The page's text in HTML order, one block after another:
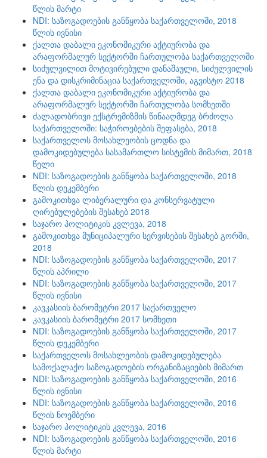
წლის მარტი
NDI: საზოგადოების განწყობა საქართველოში, 2018
წლის ივნისი
ქალთა დაბალი ეკონომიკური აქტიურობა და
არაფორმალურ სექტორში ჩართულობა საქართველოში
სიძულვილით მოტივირებული დანაშაული, სიძულვილის
ენა და დისკრიმინაცია საქართველოში, აგვისტო 2018
ქალთა დაბალი ეკონომიკური აქტიურობა და
არაფორმალურ სექტორში ჩართულობა სომხეთში
ძალადობრივი ექსტრემიზმის წინააღმდეგ ბრძოლა
საქართველოში: საჭიროებების შეფასება, 2018
საქართველოს მოსახლეობის ცოდნა და
დამოკიდებულება სასამართლო სისტემის მიმართ, 2018
წელი
NDI: საზოგადოების განწყობა საქართველოში, 2018
წლის დეკემბერი
გამოკითხვა ლიბერალური და კონსერვატული
ღირებულებების შესახებ 2018
საჯარო პოლიტიკის კვლევა, 2018
გამოკითხვა მუნიციპალური სერვისების შესახებ გორში,
2018
NDI: საზოგადოების განწყობა საქართველოში, 2017
წლის აპრილი
NDI: საზოგადოების განწყობა საქართველოში, 2017
წლის ივნისი
კავკასიის ბარომეტრი 2017 საქართველო
კავკასიის ბარომეტრი 2017 სომხეთი
NDI: საზოგადოების განწყობა საქართველოში, 2017
წლის დეკემბერი
საქართველოს მოსახლეობის დამოკიდებულება
სამოქალაქო საზოგადოების ორგანიზაციების მიმართ
NDI: საზოგადოების განწყობა საქართველოში, 2016
წლის ივნისი
NDI: საზოგადოების განწყობა საქართველოში, 2016
წლის ნოემბერი
საჯარო პოლიტიკის კვლევა, 2016
NDI: საზოგადოების განწყობა საქართველოში, 2016
წლის მარტი